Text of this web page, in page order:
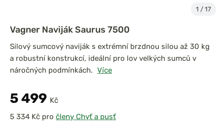
1 / 17
Vagner Naviják Saurus 7500
Silový sumcový naviják s extrémní brzdnou silou až 30 kg
a robustní konstrukcí, ideální pro lov velkých sumců v
náročných podmínkách. Více
5 499 Kč
pro členy Chyť a pusť